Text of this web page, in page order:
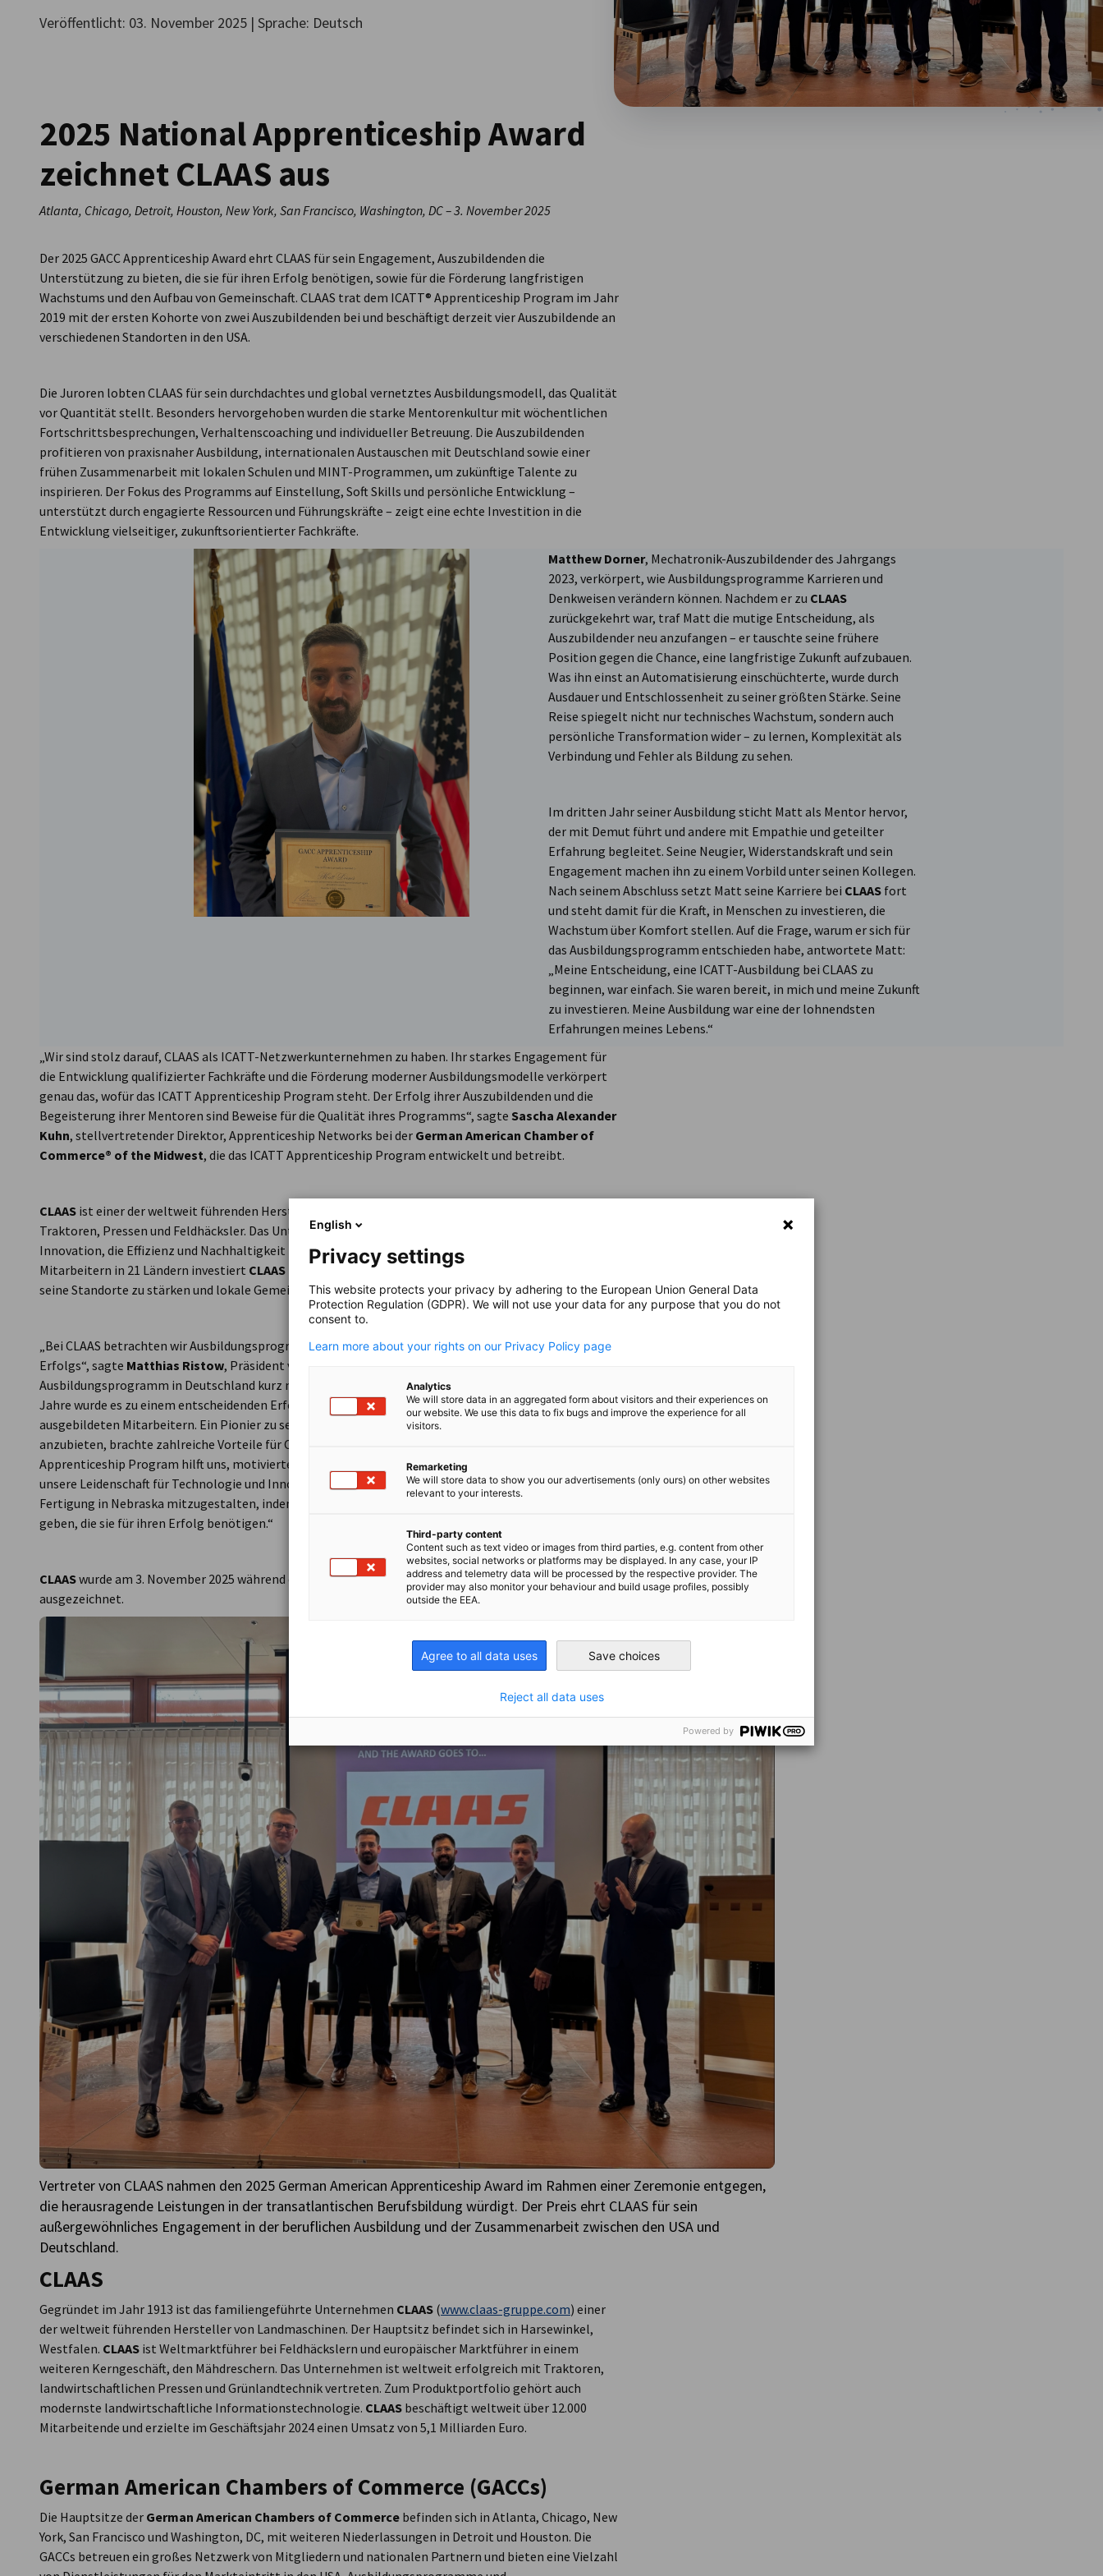
USA - Chicago
Veröffentlicht: 03. November 2025 | Sprache: Deutsch
2025 National Apprenticeship Award
zeichnet CLAAS aus
Atlanta, Chicago, Detroit, Houston, New York, San Francisco, Washington, DC – 3. November 2025
Der 2025 GACC Apprenticeship Award ehrt CLAAS für sein Engagement, Auszubildenden die
Unterstützung zu bieten, die sie für ihren Erfolg benötigen, sowie für die Förderung langfristigen
Wachstums und den Aufbau von Gemeinschaft. CLAAS trat dem ICATT® Apprenticeship Program im Jahr
2019 mit der ersten Kohorte von zwei Auszubildenden bei und beschäftigt derzeit vier Auszubildende an
verschiedenen Standorten in den USA.
Die Juroren lobten CLAAS für sein durchdachtes und global vernetztes Ausbildungsmodell, das Qualität
vor Quantität stellt. Besonders hervorgehoben wurden die starke Mentorenkultur mit wöchentlichen
Fortschrittsbesprechungen, Verhaltenscoaching und individueller Betreuung. Die Auszubildenden
profitieren von praxisnaher Ausbildung, internationalen Austauschen mit Deutschland sowie einer
frühen Zusammenarbeit mit lokalen Schulen und MINT-Programmen, um zukünftige Talente zu
inspirieren. Der Fokus des Programms auf Einstellung, Soft Skills und persönliche Entwicklung –
unterstützt durch engagierte Ressourcen und Führungskräfte – zeigt eine echte Investition in die
Entwicklung vielseitiger, zukunftsorientierter Fachkräfte.
Matthew Dorner, Mechatronik-Auszubildender des Jahrgangs
2023, verkörpert, wie Ausbildungsprogramme Karrieren und
Denkweisen verändern können. Nachdem er zu CLAAS
zurückgekehrt war, traf Matt die mutige Entscheidung, als
Auszubildender neu anzufangen – er tauschte seine frühere
Position gegen die Chance, eine langfristige Zukunft aufzubauen.
Was ihn einst an Automatisierung einschüchterte, wurde durch
Ausdauer und Entschlossenheit zu seiner größten Stärke. Seine
Reise spiegelt nicht nur technisches Wachstum, sondern auch
persönliche Transformation wider – zu lernen, Komplexität als
Verbindung und Fehler als Bildung zu sehen.
Im dritten Jahr seiner Ausbildung sticht Matt als Mentor hervor,
der mit Demut führt und andere mit Empathie und geteilter
Erfahrung begleitet. Seine Neugier, Widerstandskraft und sein
Engagement machen ihn zu einem Vorbild unter seinen Kollegen.
Nach seinem Abschluss setzt Matt seine Karriere bei CLAAS fort
und steht damit für die Kraft, in Menschen zu investieren, die
Wachstum über Komfort stellen. Auf die Frage, warum er sich für
das Ausbildungsprogramm entschieden habe, antwortete Matt:
„Meine Entscheidung, eine ICATT-Ausbildung bei CLAAS zu
beginnen, war einfach. Sie waren bereit, in mich und meine Zukunft
zu investieren. Meine Ausbildung war eine der lohnendsten
Erfahrungen meines Lebens.“
„Wir sind stolz darauf, CLAAS als ICATT-Netzwerkunternehmen zu haben. Ihr starkes Engagement für
die Entwicklung qualifizierter Fachkräfte und die Förderung moderner Ausbildungsmodelle verkörpert
genau das, wofür das ICATT Apprenticeship Program steht. Der Erfolg ihrer Auszubildenden und die
Begeisterung ihrer Mentoren sind Beweise für die Qualität ihres Programms“, sagte Sascha Alexander
Kuhn, stellvertretender Direktor, Apprenticeship Networks bei der German American Chamber of
Commerce® of the Midwest, die das ICATT Apprenticeship Program entwickelt und betreibt.
CLAAS ist einer der weltweit führenden Hersteller von Landmaschinen, darunter Mähdrescher,
Traktoren, Pressen und Feldhäcksler. Das Unternehmen ist bekannt für seine technische Exzellenz und
Innovation, die Effizienz und Nachhaltigkeit in der Landwirtschaft weltweit vorantreiben. Mit über 12.000
Mitarbeitern in 21 Ländern investiert CLAAS kontinuierlich in die Entwicklung seiner Belegschaft, um
seine Standorte zu stärken und lokale Gemeinschaften zu unterstützen.
„Bei CLAAS betrachten wir Ausbildungsprogramme als wesentlichen Bestandteil unseres langfristigen
Erfolgs“, sagte Matthias Ristow, Präsident von
Ausbildungsprogramm in Deutschland kurz nach der Gründung von CLAAS im Jahr 1913, und im Laufe der
Jahre wurde es zu einem entscheidenden Erfolgsfaktor – die kontinuierliche Versorgung mit gut
ausgebildeten Mitarbeitern. Ein Pionier zu sein und das ICATT-Ausbildungsprogramm in Nebraska
anzubieten, brachte zahlreiche Vorteile für CLAAS und Omaha. Unsere Partnerschaft mit dem ICATT
Apprenticeship Program hilft uns, motivierte Menschen zu gewinnen, auszubilden und zu halten, die
unsere Leidenschaft für Technologie und Innovation teilen. Wir sind stolz darauf, die Zukunft der
Fertigung in Nebraska mitzugestalten, indem wir jungen Fachkräften die Werkzeuge und Erfahrungen
geben, die sie für ihren Erfolg benötigen.“
CLAASwurde am 3. November 2025 während der GACC Apprenticeship Conferencein Washington, DC,
ausgezeichnet.
Vertreter von CLAAS nahmen den 2025 German American Apprenticeship Award im Rahmen einer Zeremonie entgegen,
die herausragende Leistungen in der transatlantischen Berufsbildung würdigt. Der Preis ehrt CLAAS für sein
außergewöhnliches Engagement in der beruflichen Ausbildung und der Zusammenarbeit zwischen den USA und
Deutschland.
CLAAS
Gegründet im Jahr 1913 ist das familiengeführte Unternehmen CLAAS (www.claas-gruppe.com) einer
der weltweit führenden Hersteller von Landmaschinen. Der Hauptsitz befindet sich in Harsewinkel,
Westfalen. CLAAS ist Weltmarktführer bei Feldhäckslern und europäischer Marktführer in einem
weiteren Kerngeschäft, den Mähdreschern. Das Unternehmen ist weltweit erfolgreich mit Traktoren,
landwirtschaftlichen Pressen und Grünlandtechnik vertreten. Zum Produktportfolio gehört auch
modernste landwirtschaftliche Informationstechnologie. CLAAS beschäftigt weltweit über 12.000
Mitarbeitende und erzielte im Geschäftsjahr 2024 einen Umsatz von 5,1 Milliarden Euro.
German American Chambers of Commerce (GACCs)
Die Hauptsitze der German American Chambers of Commerce befinden sich in Atlanta, Chicago, New
York, San Francisco und Washington, DC, mit weiteren Niederlassungen in Detroit und Houston. Die
GACCs betreuen ein großes Netzwerk von Mitgliedern und nationalen Partnern und bieten eine Vielzahl
English
Privacy settings
This website protects your privacy by adhering to the European Union General Data
Protection Regulation (GDPR). We will not use your data for any purpose that you do not
consent to.
Learn more about your rights on our Privacy Policy page
Analytics
We will store data in an aggregated form about visitors and their experiences on
our website. We use this data to fix bugs and improve the experience for all
visitors.
Remarketing
We will store data to show you our advertisements (only ours) on other websites
relevant to your interests.
Third-party content
Content such as text video or images from third parties, e.g. content from other
websites, social networks or platforms may be displayed. In any case, your IP
address and telemetry data will be processed by the respective provider. The
provider may also monitor your behaviour and build usage profiles, possibly
outside the EEA.
Agree to all data uses Save choices
Reject all data uses
Powered by